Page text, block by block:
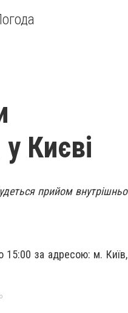
Києві
прийом внутрішньо
15:00 за адресою: м. Київ,